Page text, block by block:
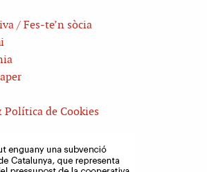
/ Fes-te’n sòcia
Política de Cookies